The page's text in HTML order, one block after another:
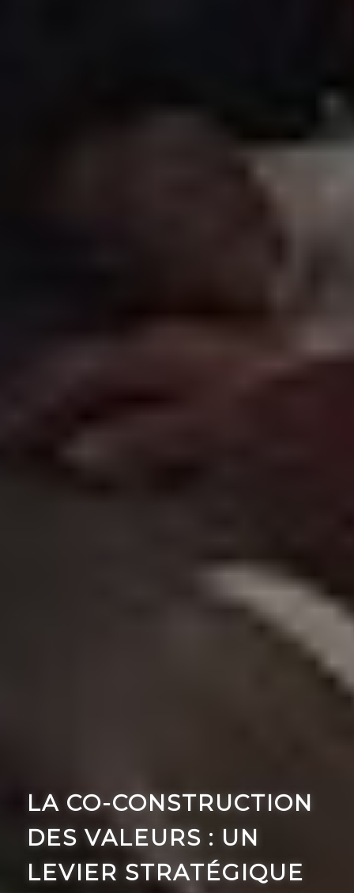
LA CO-CONSTRUCTION
DES VALEURS : UN
LEVIER STRATÉGIQUE